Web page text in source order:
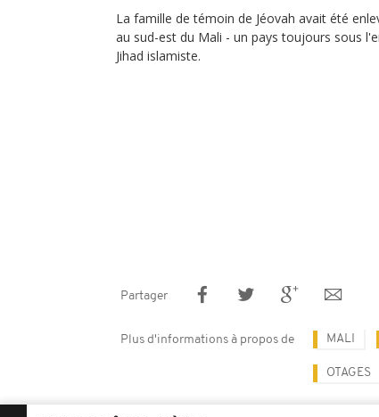
La famille de témoin de Jéovah avait été
au sud-est du Mali - un pays toujours sous
Jihad islamiste.
Partager
Plus d'informations à propos de MALI
OTAGES